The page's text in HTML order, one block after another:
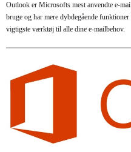
Outlook er Microsofts mest anvendte e-
bruge og har mere dybdegående
vigtigste værktøj til alle dine e-mailbehov.